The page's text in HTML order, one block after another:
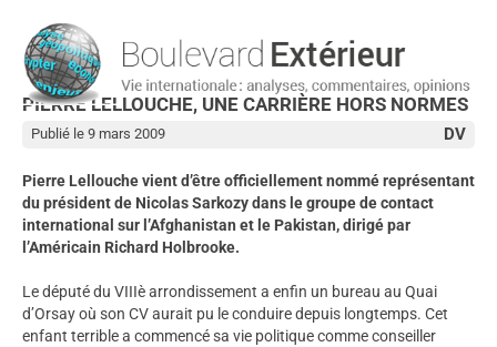
PIERRE LELLOUCHE, UNE CARRIÈRE HORS NORMES
DV
Publié le 9 mars 2009
Pierre Lellouche vient d’être officiellement nommé représentant
du président de Nicolas Sarkozy dans le groupe de contact
international sur l’Afghanistan et le Pakistan, dirigé par
l’Américain Richard Holbrooke.
Le député du VIIIè arrondissement a enfin un bureau au Quai
d’Orsay où son CV aurait pu le conduire depuis longtemps. Cet
enfant terrible a commencé sa vie politique comme conseiller